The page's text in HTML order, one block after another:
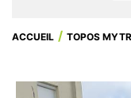
ACCUEIL TOPOS